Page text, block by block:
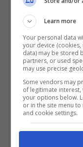
La dirigenza
interrompere
con il passato
Dea”, ancora
internazionale
Nodo
Learn more
Your personal data
your device
data) may be stored
partners, or used
may use precise
Some vendors may
of legitimate
your options below.
or in the site menu
and cookie settings.